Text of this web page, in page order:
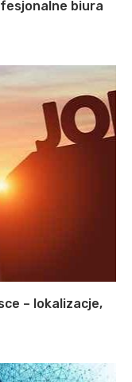
biura
– lokalizacje,